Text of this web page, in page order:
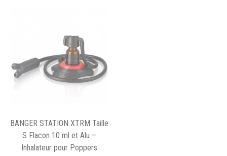
BANGER STATION XTRM Taille
S Flacon 10 ml et Alu –
Inhalateur pour Poppers